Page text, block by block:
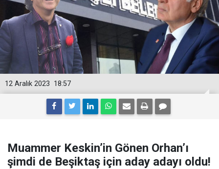
18:57
12 Aralık 2023
Muammer Keskin’in Gönen Orhan’ı
şimdi de Beşiktaş için aday adayı oldu!